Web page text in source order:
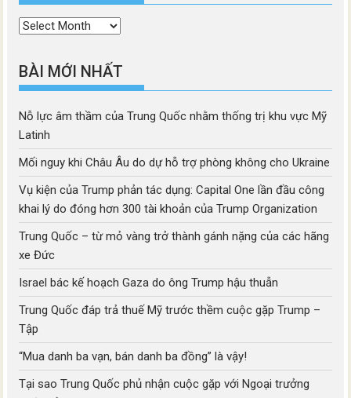
Thời
BÀI MỚI NHẤT
Nỗ lực âm thầm của Trung Quốc nhằm thống trị khu vực Mỹ
Latinh
Mối nguy khi Châu Âu do dự hỗ trợ phòng không cho Ukraine
Vụ kiện của Trump phản tác dụng: Capital One lần đầu công
khai lý do đóng hơn 300 tài khoản của Trump Organization
Trung Quốc – từ mỏ vàng trở thành gánh nặng của các hãng
xe Đức
Israel bác kế hoạch Gaza do ông Trump hậu thuẫn
Trung Quốc đáp trả thuế Mỹ trước thềm cuộc gặp Trump –
Tập
“Mua danh ba vạn, bán danh ba đồng” là vậy!
Tại sao Trung Quốc phủ nhận cuộc gặp với Ngoại trưởng